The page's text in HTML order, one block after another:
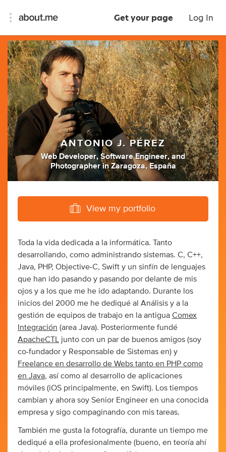
Get your page Log In
ANTONIO J. PÉREZ
Web Developer, Software Engineer, and
Photographer inZaragoza, España
View my portfolio
Toda la vida dedicada a la informática. Tanto
desarrollando, como administrando sistemas. C, C++,
Java, PHP, Objective-C, Swift y un sinfín de lenguajes
que han ido pasando y pasando por delante de mis
ojos y a los que me he ido adaptando. Durante los
inicios del 2000 me he dediqué al Análisis y a la
gestión de equipos de trabajo en la antigua Comex
Integración (area Java). Posteriormente fundé
ApacheCTL
junto con un par de buenos amigos (soy
co-fundador y Responsable de Sistemas en) y
Freelance en desarrollo de Webs tanto en PHP como
en Java, así como al desarrollo de aplicaciones
móviles (iOS principalmente, en Swift). Los tiempos
cambian y ahora soy Senior Engineer en una conocida
empresa y sigo compaginando con mis tareas.
También me gusta la fotografía, durante un tiempo me
dediqué a ella profesionalmente (bueno, en teoría ahí